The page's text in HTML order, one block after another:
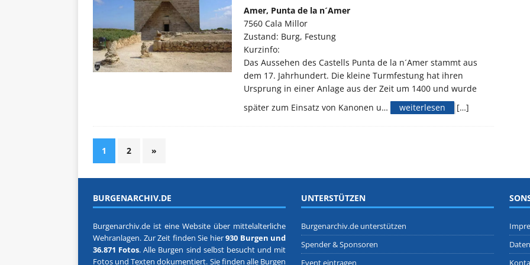
Amer, Punta de la n´Amer
7560 Cala Millor
Zustand: Burg, Festung
Kurzinfo:
Das Aussehen des Castells Punta de la n´Amer stammt aus
dem 17. Jahrhundert. Die kleine Turmfestung hat ihren
Ursprung in einer Anlage aus der Zeit um 1400 und wurde
später zum Einsatz von Kanonen u…
weiterlesen […]
1 2 »
BURGENARCHIV.DE
Burgenarchiv.de ist eine Website über mittelalterliche
Wehranlagen. Zur Zeit finden Sie hier930 Burgen und
36.871 Fotos. Alle Burgen sind selbst besucht und mit
Fotos und Texten dokumentiert. Sie finden alle Burgen
UNTERSTÜTZEN
Burgenarchiv.de unterstützen
Spender & Sponsoren
Event eintragen